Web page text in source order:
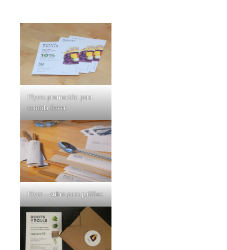
Flyers promoción para
comida llevar
Flyer – sobre para palillos